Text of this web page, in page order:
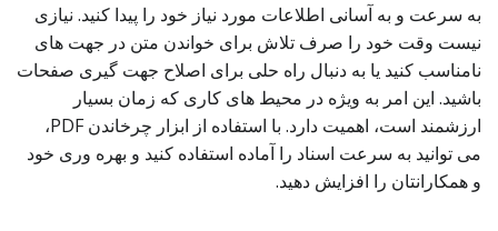
به سرعت و به آسانی اطلاعات مورد نیاز خود را پیدا کنید. نیازی
نیست وقت خود را صرف تلاش برای خواندن متن در جهت های
نامناسب کنید یا به دنبال راه حلی برای اصلاح جهت گیری صفحات
باشید. این امر به ویژه در محیط های کاری که زمان بسیار
ارزشمند است، اهمیت دارد. با استفاده از ابزار چرخاندن PDF،
می توانید به سرعت اسناد را آماده استفاده کنید و بهره وری خود
و همکارانتان را افزایش دهید.